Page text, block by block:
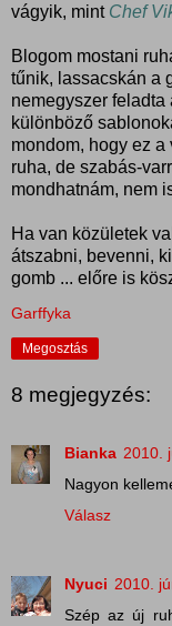
vágyik, mint Chef
Blogom mostani
tűnik, lassacskán a
nemegyszer feladta
különböző
mondom, hogy ez
ruha, de szabás-
mondhatnám, nem
Ha van közületek
átszabni, bevenni,
gomb ... előre is
Garffyka
Megosztás
8 megjegyzés:
Bianka 2010.
Nagyon
Válasz
Nyuci 2010.
Szép az új